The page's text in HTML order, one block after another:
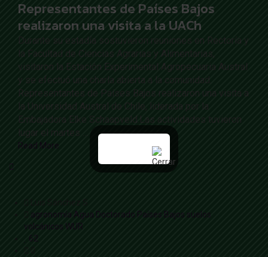
Representantes de Países Bajos
realizaron una visita a la UACh
Durante su estadía sostuvieron reuniones en Rectoría y
la Facultad de Ciencias Agrarias y Alimentarias,
visitaron la Estación Experimental Agropecuaria Austral
y se efectuó una charla abierta a la comunidad.
Representantes de Países Bajos realizaron una visita a
la Universidad Austral de Chile, liderada por la
Embajadora Elke Schaapveld.Las actividades tuvieron
lugar el martes …
Read More
agronomía Agua Doctorado Países Bajos suelos
volcánicos WUR
62